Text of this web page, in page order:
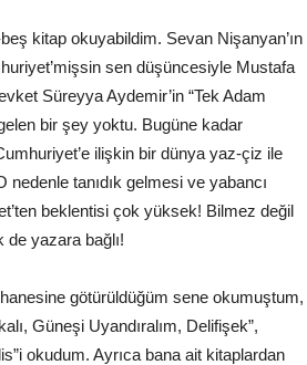
kitap okuyabildim. Sevan Nişanyan’ın
sen düşüncesiyle Mustafa
Süreyya Aydemir’in “Tek Adam
bir şey yoktu. Bugüne kadar
ilişkin bir dünya yaz-çiz ile
nedenle tanıdık gelmesi ve yabancı
beklentisi çok yüksek! Bilmez değil
de yazara bağlı!
götürüldüğüm sene okumuştum,
Güneşi Uyandıralım, Delifişek”,
okudum. Ayrıca bana ait kitaplardan